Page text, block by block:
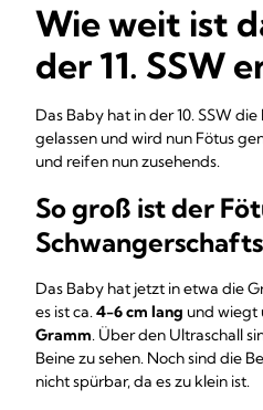
Wie weit ist
der 11. SSW
Das Baby hat in der 10. SSW
gelassen und wird nun Fötus
und reifen nun zusehends.
So groß ist der
Das Baby hat jetzt in etwa die
es ist ca.4-6 cm lang und wiegt
Gramm. Über den Ultraschall
Beine zu sehen. Noch sind die
nicht spürbar, da es zu klein ist.